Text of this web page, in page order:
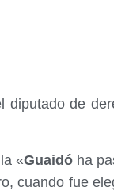
diputado de
«Guaidóha
cuando fue